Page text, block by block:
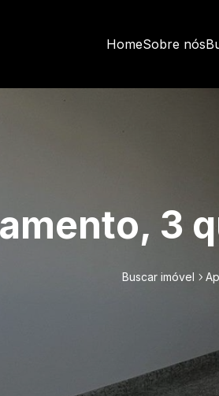
HomeSobre nós
3
Buscar imóvel